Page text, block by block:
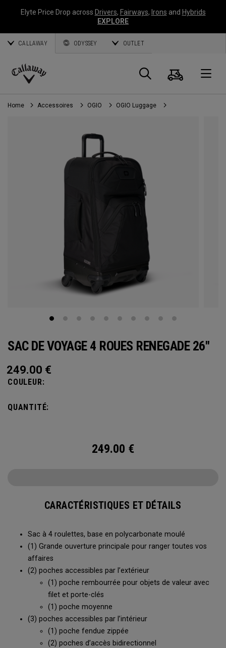
Elyte Price Drop across Drivers, Fairways, Irons and Hybrids
EXPLORE
CALLAWAY ODYSSEY OUTLET
Callaway
Golf
Panier
Home Accessoires OGIO OGIO Luggage
SAC DE VOYAGE 4 ROUES RENEGADE 26"
249.00 €
COULEUR:
QUANTITÉ:
249.00 €
CARACTÉRISTIQUES ET DÉTAILS
Sac à 4 roulettes, base en polycarbonate moulé
(1) Grande ouverture principale pour ranger toutes vos
affaires
(2) poches accessibles par l’extérieur
(1) poche rembourrée pour objets de valeur avec
filet et porte-clés
(1) poche moyenne
(3) poches accessibles par l’intérieur
(1) poche fendue zippée
(2) poches d’accès bidirectionnel